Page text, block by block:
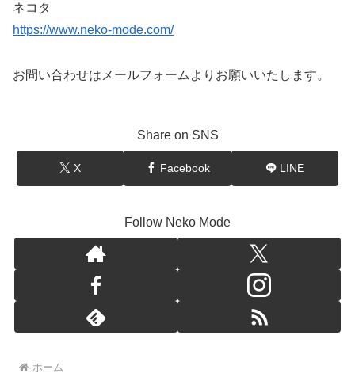
ネコタ
https://www.neko-mode.com/
お問い合わせはメールフォームよりお願いいたします。
Share on SNS
X Facebook LINE
Follow Neko Mode
ホーム